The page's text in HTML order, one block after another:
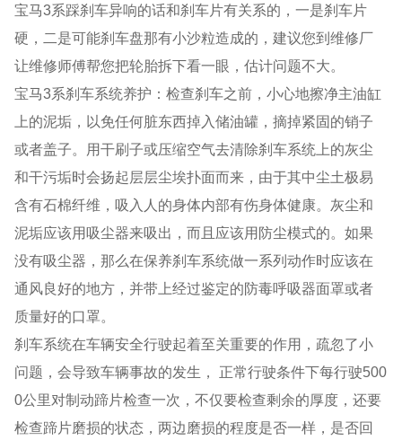
宝马3系踩刹车异响的话和刹车片有关系的，一是刹车片
硬，二是可能刹车盘那有小沙粒造成的，建议您到维修厂
让维修师傅帮您把轮胎拆下看一眼，估计问题不大。
宝马3系刹车系统养护：检查刹车之前，小心地擦净主油缸
上的泥垢，以免任何脏东西掉入储油罐，摘掉紧固的销子
或者盖子。用干刷子或压缩空气去清除刹车系统上的灰尘
和干污垢时会扬起层层尘埃扑面而来，由于其中尘土极易
含有石棉纤维，吸入人的身体内部有伤身体健康。灰尘和
泥垢应该用吸尘器来吸出，而且应该用防尘模式的。如果
没有吸尘器，那么在保养刹车系统做一系列动作时应该在
通风良好的地方，并带上经过鉴定的防毒呼吸器面罩或者
质量好的口罩。
刹车系统在车辆安全行驶起着至关重要的作用，疏忽了小
问题，会导致车辆事故的发生， 正常行驶条件下每行驶500
0公里对制动蹄片检查一次，不仅要检查剩余的厚度，还要
检查蹄片磨损的状态，两边磨损的程度是否一样，是否回